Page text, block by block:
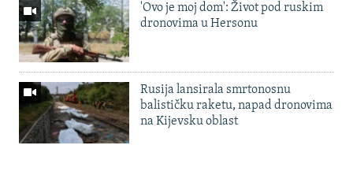
'Ovo je moj dom': Život pod ruskim
dronovima u Hersonu
Rusija lansirala smrtonosnu
balističku raketu, napad dronovima
na Kijevsku oblast